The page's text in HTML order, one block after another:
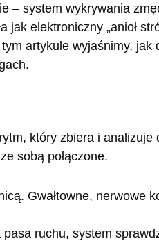
– system wykrywania
elektroniczny „anioł
artykule wyjaśnimy, jak
który zbiera i analizuje
sobą połączone.
Gwałtowne, nerwowe
ruchu, system